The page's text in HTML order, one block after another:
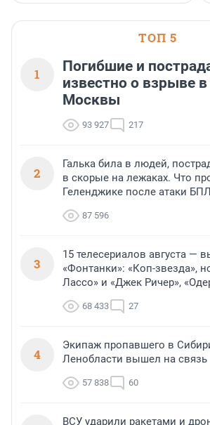
ТОП 5
1
Погибшие и
известно о взрыве
Москвы
93 927 217
2
Галька била в людей,
в скорые на лежаках. Что
Геленджике после атаки
87 596
3
15 телесериалов августа —
«Фонтанки»: «Коп-звезда»,
Лассо» и «Джек Ричер»,
68 433 27
4
Экипаж пропавшего в
Ленобласти вышел на связь
57 838 60
ВСУ ударили ракетами и